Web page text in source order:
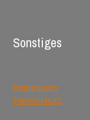
Sonstiges
Impressum
Datenschutz